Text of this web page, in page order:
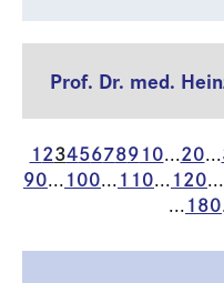
Prof. Dr. med.
12345678910...20...
90...100...110...120...
...180